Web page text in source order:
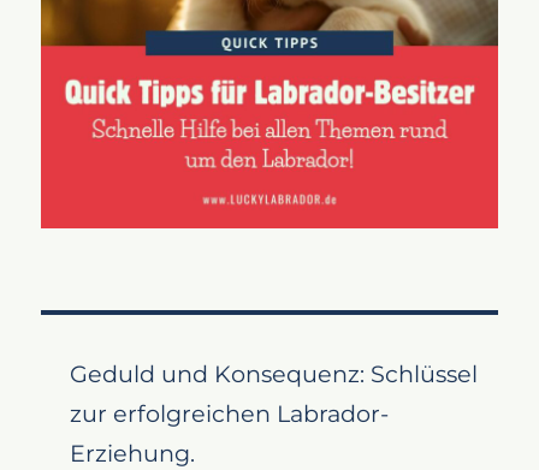
Geduld und Konsequenz: Schlüssel
zur erfolgreichen Labrador-
Erziehung.